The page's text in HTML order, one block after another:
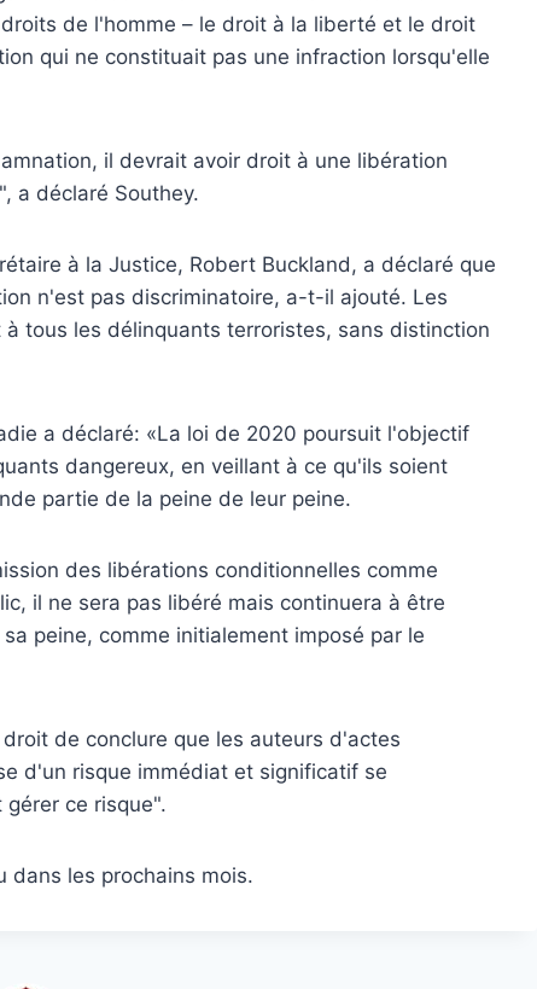
de l'homme – le droit à la liberté et le droit
qui ne constituait pas une infraction lorsqu'elle
il devrait avoir droit à une libération
a déclaré Southey.
à la Justice, Robert Buckland, a déclaré que
n'est pas discriminatoire, a-t-il ajouté. Les
tous les délinquants terroristes, sans distinction
a déclaré: «La loi de 2020 poursuit l'objectif
dangereux, en veillant à ce qu'ils soient
partie de la peine de leur peine.
des libérations conditionnelles comme
il ne sera pas libéré mais continuera à être
peine, comme initialement imposé par le
de conclure que les auteurs d'actes
d'un risque immédiat et significatif se
ce risque".
dans les prochains mois.